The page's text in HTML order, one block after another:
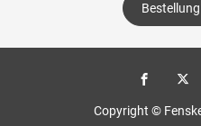
Copyright ©